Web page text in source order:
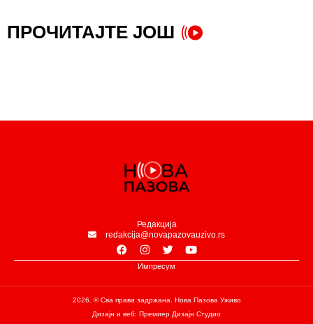
ПРОЧИТАЈТЕ ЈОШ
Редакција
redakcija@novapazovauzivo.rs
Импресум
2026. © Сва права задржана. Нова Пазова Уживо
Дизајн и веб: Премиер Дизајн Студио